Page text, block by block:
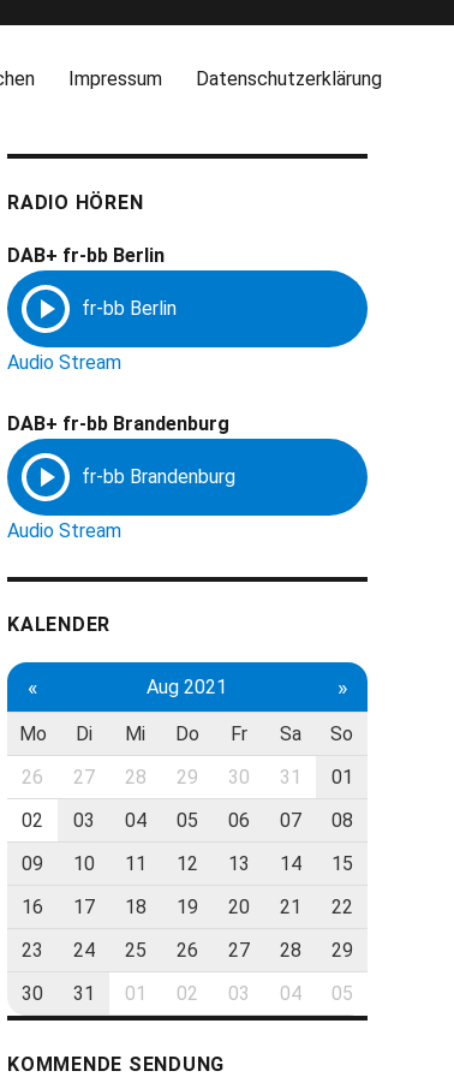
Impressum Datenschutzerklärung
RADIO HÖREN
DAB+ fr-bb Berlin
Audio Stream
DAB+ fr-bb Brandenburg
Audio Stream
KALENDER
« Aug 2021 »
Mo Di Mi Do Fr Sa
So
26
27 28 29 30 31
01
02
03 04 05 06 07
08
09
10 11 12 13 14
15
16
17 18 19 20 21
22
23
24 25 26 27 28
29
30
31 01 02 03 04 05
KOMMENDE SENDUNG